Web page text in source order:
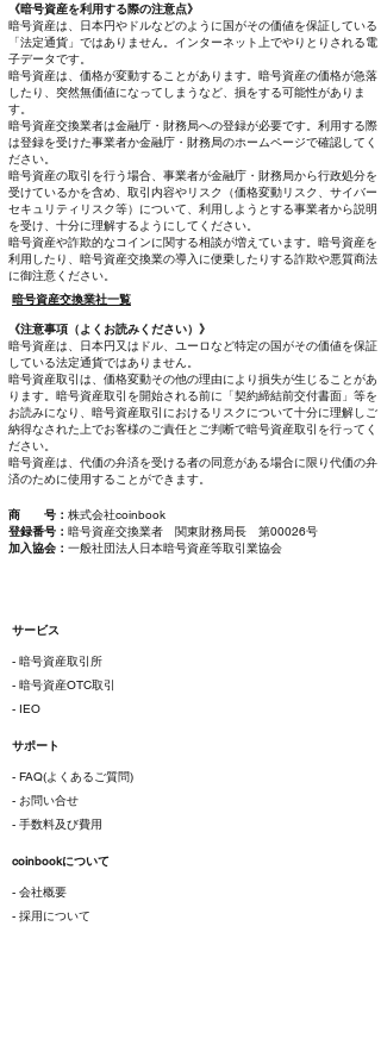
《暗号資産を利用する際の注意点》
暗号資産は、日本円やドルなどのように国がその価値を保証している
「法定通貨」ではありません。インターネット上でやりとりされる電
子データです。
暗号資産は、価格が変動することがあります。暗号資産の価格が急落
したり、突然無価値になってしまうなど、損をする可能性がありま
す。
暗号資産交換業者は金融庁・財務局への登録が必要です。利用する際
は登録を受けた事業者か金融庁・財務局のホームページで確認してく
ださい。
暗号資産の取引を行う場合、事業者が金融庁・財務局から行政処分を
受けているかを含め、取引内容やリスク（価格変動リスク、サイバー
セキュリティリスク等）について、利用しようとする事業者から説明
を受け、十分に理解するようにしてください。
暗号資産や詐欺的なコインに関する相談が増えています。暗号資産を
利用したり、暗号資産交換業の導入に便乗したりする詐欺や悪質商法
に御注意ください。
暗号資産交換業社一覧
《注意事項（よくお読みください）》
暗号資産は、日本円又はドル、ユーロなど特定の国がその価値を保証
している法定通貨ではありません。
暗号資産取引は、価格変動その他の理由により損失が生じることがあ
ります。暗号資産取引を開始される前に「契約締結前交付書面」等を
お読みになり、暗号資産取引におけるリスクについて十分に理解しご
納得なされた上でお客様のご責任とご判断で暗号資産取引を行ってく
ださい。
暗号資産は、代価の弁済を受ける者の同意がある場合に限り代価の弁
済のために使用することができます。
商 号： 株式会社coinbook
登録番号： 暗号資産交換業者 関東財務局長 第00026号
加入協会： 一般社団法人日本暗号資産等取引業協会
サービス
- 暗号資産取引所
- 暗号資産OTC取引
- IEO
サポート
- FAQ(よくあるご質問)
- お問い合せ
- 手数料及び費用
coinbookについて
- 会社概要
- 採用について